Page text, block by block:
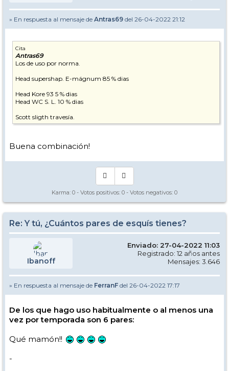
» En respuesta al mensaje de Antras69 del 26-04-2022 21:12
Cita
Antras69
Los de uso por norma.
Head supershap. E-mágnum 85 % dias
Head Kore 93 5 % dias
Head WC S. L. 10 % dias
Scott sligth travesía.
Buena combinación!
Karma: 0 - Votos positivos: 0 - Votos negativos: 0
Re: Y tú, ¿Cuántos pares de esquís tienes?
Ibanoff
Enviado: 27-04-2022 11:03
Registrado: 12 años antes
Mensajes: 3.646
» En respuesta al mensaje de FerranF del 26-04-2022 17:17
De los que hago uso habitualmente o al menos una
vez por temporada son 6 pares:
Qué mamón!!
-